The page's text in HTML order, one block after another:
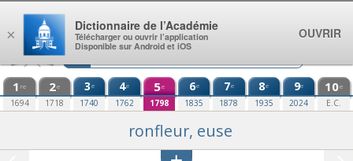
Aller au contenu
1 re
1694
2e
1718
3e
1740
4e
1762
5e
1798
6e
1835
7e
1878
8e
1935
9e
2024
10e
E.C.
ronfleur, euse
×
Dictionnaire de l’Académie
Télécharger ou ouvrir l’application
Disponible sur Android et iOS
OUVRIR